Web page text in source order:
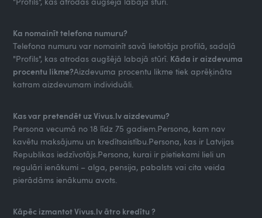
Ka nomainīt telefona numuru?
Telefona numuru var nomainīt savā lietotāja profilā, sadaļā
"Profils", kas atrodas augšējā labajā stūrī. Kāda ir aizdevuma
procentu likme?Aizdevuma procentu likme tiek aprēķināta
katram aizdevumam individuāli.
Kas var pretendēt uz Vivus.lv aizdevumu?
Persona vecumā no 18 līdz 75 gadiem.Persona, kam nav
kavētu maksājumu un kredītsaistību.Persona, kas ir Latvijas
Republikas iedzīvotājs.Persona, kurai ir pietiekami lieli un
regulāri ienākumi – alga, pensija, pabalsts vai cita veida
pierādāms ienākumu avots.
Kāpēc izmantot Vivus.lv ātro kredītu ?